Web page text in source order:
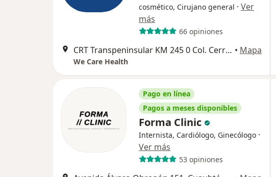
cosmético, Cirujano general · Ver
más
66 opiniones
CRT Transpeninsular KM 245 0 Col. Cerro Colorado Local 8, San Jose del Cabo • Mapa
We Care Health
Pago en línea
Pagos a meses disponibles
Forma Clinic
Internista, Cardiólogo, Ginecólogo ·
Ver más
53 opiniones